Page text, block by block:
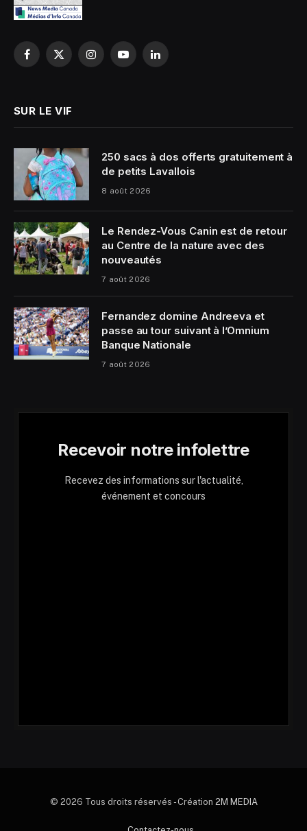
Facebook
X
InstagramYouTubeLinkedIn
SUR LE VIF
250 sacs à dos offerts gratuitement à
de petits Lavallois
8 août 2026
Le Rendez-Vous Canin est de retour
au Centre de la nature avec des
nouveautés
7 août 2026
Fernandez domine Andreeva et
passe au tour suivant à l’Omnium
Banque Nationale
7 août 2026
Recevoir notre infolettre
Recevez des informations sur l'actualité,
événement et concours
© 2026 Tous droits réservés - Création 2M MEDIA